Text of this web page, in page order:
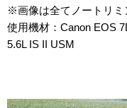
※画像は全てノートリミ
使用機材：Canon EOS
5.6L IS II USM